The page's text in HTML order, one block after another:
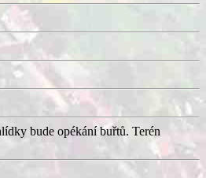
bude opékání buřtů. Terén